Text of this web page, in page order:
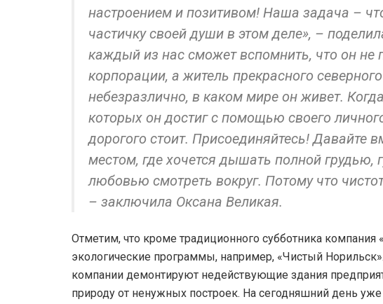
настроением и позитивом! Наша задача –
частичку своей души в этом деле», –
каждый из нас сможет вспомнить, что он не
корпорации, а житель прекрасного
небезразлично, в каком мире он живет.
которых он достиг с помощью своего
дорогого стоит. Присоединяйтесь! Давайте
местом, где хочется дышать полной грудью,
любовью смотреть вокруг. Потому что
– заключила Оксана Великая.
Отметим, что кроме традиционного субботника компания
экологические программы, например, «Чистый
компании демонтируют недействующие здания
природу от ненужных построек. На сегодняшний день